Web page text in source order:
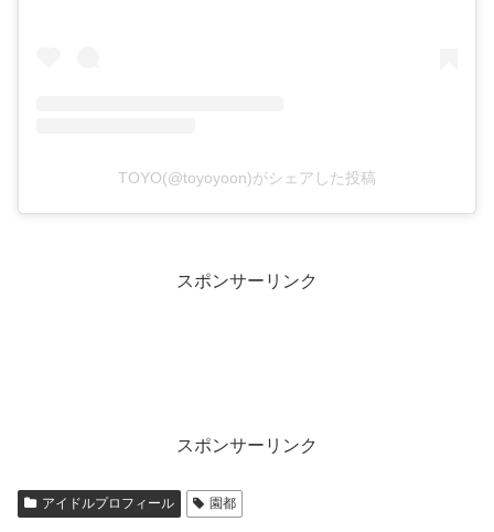
TOYO(@toyoyoon)がシェアした投稿
スポンサーリンク
スポンサーリンク
アイドルプロフィール 園都